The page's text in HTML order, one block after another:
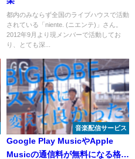
都内のみならず全国のライブハウスで活動
されている「niente. (ニエンテ)」さん。
2012年9月より現メンバーで活動してお
り、とても深...
音楽配信サービス
Google Play MusicやApple
Musicの通信料が無料になる格安